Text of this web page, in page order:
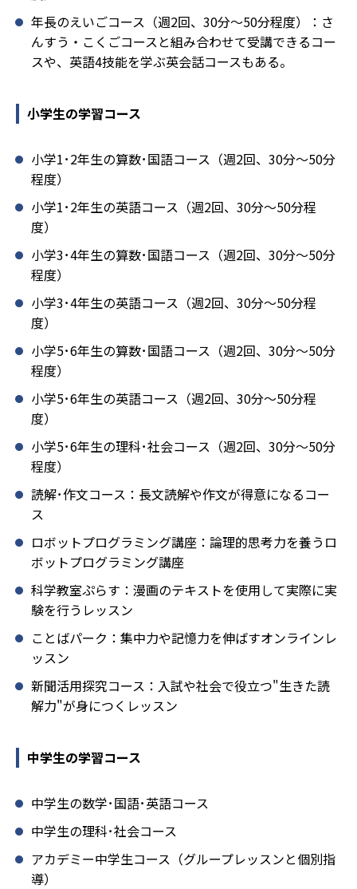
年長のえいごコース（週2回、30分～50分程度）：さ
んすう・こくごコースと組み合わせて受講できるコー
スや、英語4技能を学ぶ英会話コースもある。
小学生の学習コース
小学1･2年生の算数･国語コース（週2回、30分～50分
程度）
小学1･2年生の英語コース（週2回、30分～50分程
度）
小学3･4年生の算数･国語コース（週2回、30分～50分
程度）
小学3･4年生の英語コース（週2回、30分～50分程
度）
小学5･6年生の算数･国語コース（週2回、30分～50分
程度）
小学5･6年生の英語コース（週2回、30分～50分程
度）
小学5･6年生の理科･社会コース（週2回、30分～50分
程度）
読解･作文コース：長文読解や作文が得意になるコー
ス
ロボットプログラミング講座：論理的思考力を養うロ
ボットプログラミング講座
科学教室ぷらす：漫画のテキストを使用して実際に実
験を行うレッスン
ことばパーク：集中力や記憶力を伸ばすオンラインレ
ッスン
新聞活用探究コース：入試や社会で役立つ"生きた読
解力"が身につくレッスン
中学生の学習コース
中学生の数学･国語･英語コース
中学生の理科･社会コース
アカデミー中学生コース（グループレッスンと個別指
導）